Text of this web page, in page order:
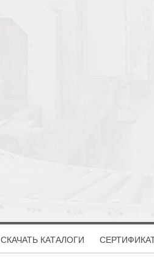
СКАЧАТЬ КАТАЛОГИ